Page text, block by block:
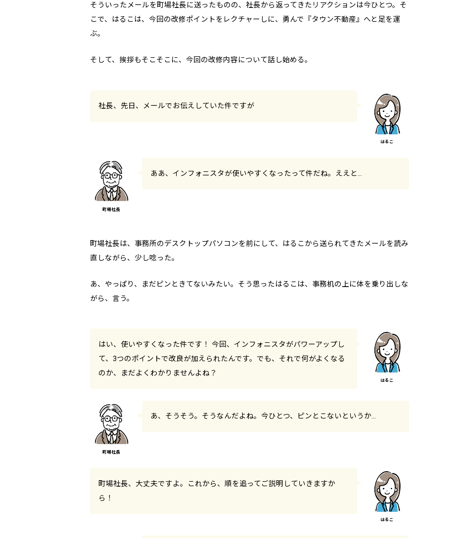
そういったメールを町場社長に送ったものの、社長から返ってきたリアクションは今ひとつ。そ
こで、はるこは、今回の改修ポイントをレクチャーしに、勇んで『タウン不動産』へと足を運
ぶ。
そして、挨拶もそこそこに、今回の改修内容について話し始める。
社長、先日、メールでお伝えしていた件ですが
ああ、インフォニスタが使いやすくなったって件だね。ええと…
町場社長は、事務所のデスクトップパソコンを前にして、はるこから送られてきたメールを読み
直しながら、少し唸った。
あ、やっぱり、まだピンときてないみたい。そう思ったはるこは、事務机の上に体を乗り出しな
がら、言う。
はい、使いやすくなった件です！ 今回、インフォニスタがパワーアップし
て、3つのポイントで改良が加えられたんです。でも、それで何がよくなる
のか、まだよくわかりませんよね？
あ、そうそう。そうなんだよね。今ひとつ、ピンとこないというか…
町場社長、大丈夫ですよ。これから、順を追ってご説明していきますか
ら！